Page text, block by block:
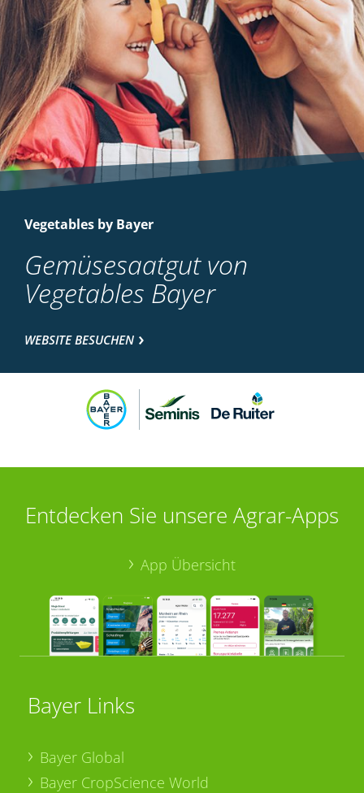
Vegetables by Bayer
Gemüsesaatgut von
Vegetables Bayer
WEBSITE BESUCHEN
Entdecken Sie unsere Agrar-Apps
App Übersicht
Bayer Links
Bayer Global
Bayer CropScience World